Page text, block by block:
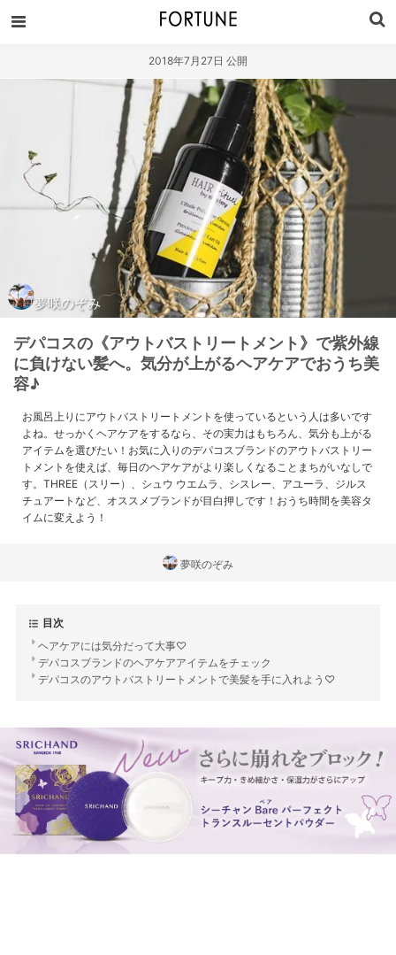
2018年7月27日 公開
夢咲のぞみ
デパコスの《アウトバストリートメント》で紫外線
に負けない髪へ。気分が上がるヘアケアでおうち美
容♪
お風呂上りにアウトバストリートメントを使っているという人は多いです
よね。せっかくヘアケアをするなら、その実力はもちろん、気分も上がる
アイテムを選びたい！お気に入りのデパコスブランドのアウトバストリー
トメントを使えば、毎日のヘアケアがより楽しくなることまちがいなしで
す。THREE（スリー）、シュウ ウエムラ、シスレー、アユーラ、ジルス
チュアートなど、オススメブランドが目白押しです！おうち時間を美容タ
イムに変えよう！
夢咲のぞみ
目次
ヘアケアには気分だって大事♡
デパコスブランドのヘアケアアイテムをチェック
デパコスのアウトバストリートメントで美髪を手に入れよう♡